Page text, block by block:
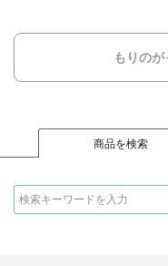
もりの
商品を検索